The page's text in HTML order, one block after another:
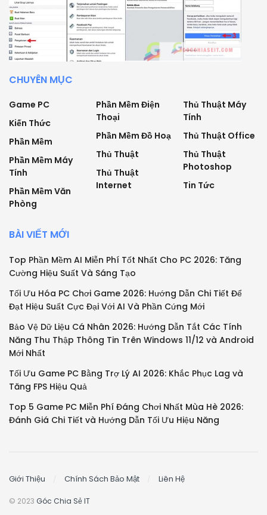
CHUYÊN MỤC
Game PC
Kiến Thức
Phần Mềm
Phần Mềm Máy
Tính
Phần Mềm Văn
Phòng
Phần Mềm Điện
Thoại
Phần Mềm Đồ Hoạ
Thủ Thuật
Thủ Thuật
Internet
Thủ Thuật Máy
Tính
Thủ Thuật Office
Thủ Thuật
Photoshop
Tin Tức
BÀI VIẾT MỚI
Top Phần Mềm AI Miễn Phí Tốt Nhất Cho PC 2026: Tăng
Cường Hiệu Suất Và Sáng Tạo
Tối Ưu Hóa PC Chơi Game 2026: Hướng Dẫn Chi Tiết Để
Đạt Hiệu Suất Cực Đại Với AI Và Phần Cứng Mới
Bảo Vệ Dữ Liệu Cá Nhân 2026: Hướng Dẫn Tắt Các Tính
Năng Thu Thập Thông Tin Trên Windows 11/12 và Android
Mới Nhất
Tối Ưu Game PC Bằng Trợ Lý AI 2026: Khắc Phục Lag và
Tăng FPS Hiệu Quả
Top 5 Game PC Miễn Phí Đáng Chơi Nhất Mùa Hè 2026:
Đánh Giá Chi Tiết và Hướng Dẫn Tối Ưu Hiệu Năng
Giới Thiệu Chính Sách Bảo Mật Liên Hệ
© 2023 Góc Chia Sẻ IT